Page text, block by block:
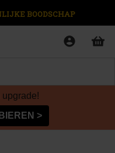
BOODSCHAP
upgrade!
>